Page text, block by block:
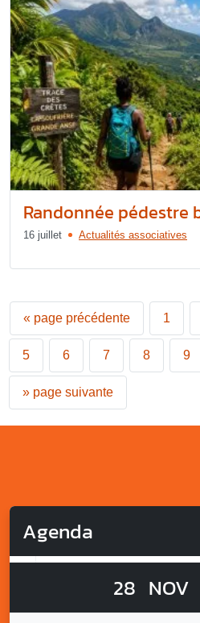
Randonnée pédestre
16 juillet Actualités associatives
« page précédente 1
5 6 7 8 9
» page suivante
Agenda
28 NOV